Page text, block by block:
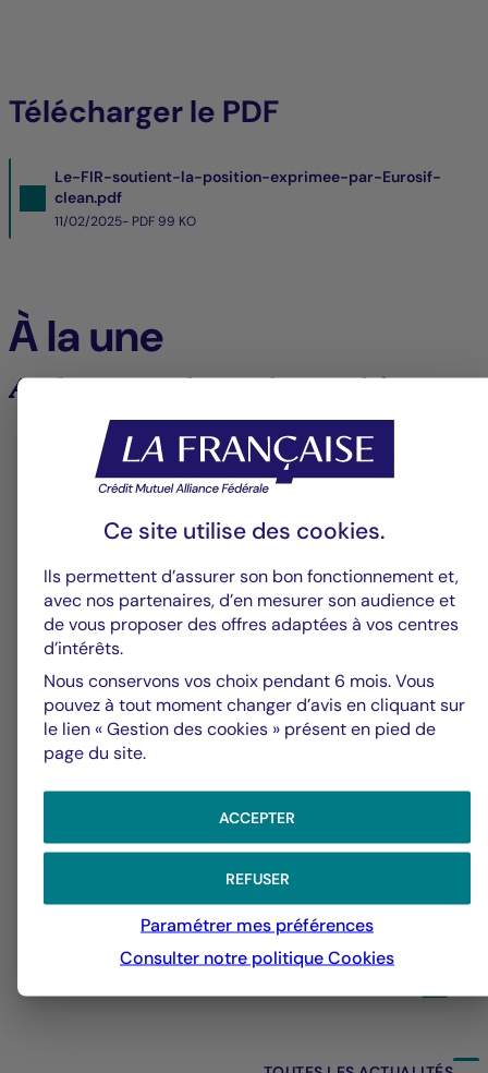
Télécharger le PDF
Le-FIR-soutient-la-position-exprimee-par-Eurosif-
clean.pdf
11/02/2025- PDF 99 KO
À la une
Analyses et tendances des marchés
Groupe La Française
Alerte fraude – Restez vigilants
Ce site utilise des cookies.
Ils permettent d’assurer son bon fonctionnement et,
avec nos partenaires, d’en mesurer son audience et
de vous proposer des offres adaptées à vos centres
d’intérêts.
Nous conservons vos choix pendant 6 mois. Vous
pouvez à tout moment changer d’avis en cliquant sur
le lien « Gestion des cookies » présent en pied de
page du site.
ACCEPTER
REFUSER
Paramétrer mes préférences
Consulter notre politiqueCookies